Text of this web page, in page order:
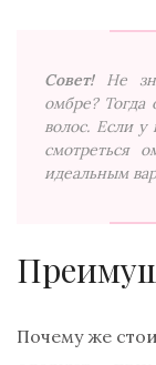
Совет!
Не
омбре? Тогда
волос. Если у
смотреться
идеальным
Почему же